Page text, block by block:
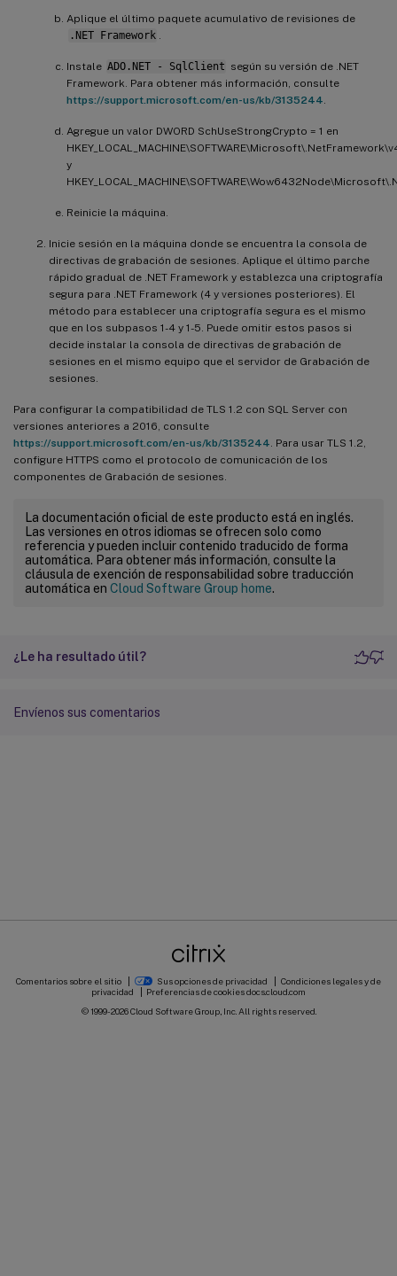
Aplique el último paquete acumulativo de revisiones de
.NET Framework .
Instale ADO.NET - SqlClient según su versión de .NET
Framework. Para obtener más información, consulte
https://support.microsoft.com/en-us/kb/3135244.
Agregue un valor DWORD SchUseStrongCrypto = 1 en
y
Reinicie la máquina.
Inicie sesión en la máquina donde se encuentra la consola de
directivas de grabación de sesiones. Aplique el último parche
rápido gradual de .NET Framework y establezca una criptografía
segura para .NET Framework (4 y versiones posteriores). El
método para establecer una criptografía segura es el mismo
que en los subpasos 1-4 y 1-5. Puede omitir estos pasos si
decide instalar la consola de directivas de grabación de
sesiones en el mismo equipo que el servidor de Grabación de
sesiones.
Para configurar la compatibilidad de TLS 1.2 con SQL Server con
versiones anteriores a 2016, consulte
https://support.microsoft.com/en-us/kb/3135244. Para usar TLS 1.2,
configure HTTPS como el protocolo de comunicación de los
componentes de Grabación de sesiones.
La documentación oficial de este producto está en inglés.
Las versiones en otros idiomas se ofrecen solo como
referencia y pueden incluir contenido traducido de forma
automática. Para obtener más información, consulte la
cláusula de exención de responsabilidad sobre traducción
automática en Cloud Software Group home.
¿Le ha resultado útil?
Envíenos sus comentarios
Comentarios sobre el sitio Sus opciones de privacidad
Condiciones legales y de
privacidad
Preferencias de cookiesdocs.cloud.com
© 1999-2026Cloud Software Group, Inc. All rights reserved.